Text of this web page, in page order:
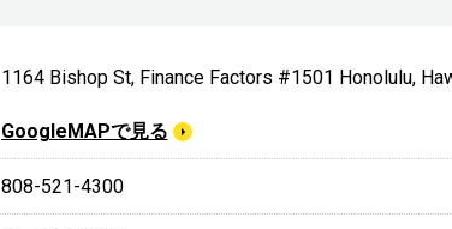
1164 Bishop St, Finance Factors #1501 Honolulu,
GoogleMAPで見る
808-521-4300